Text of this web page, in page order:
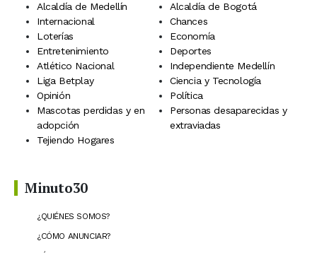
Alcaldía de Medellín
Alcaldía de Bogotá
Internacional
Chances
Loterías
Economía
Entretenimiento
Deportes
Atlético Nacional
Independiente Medellín
Liga Betplay
Ciencia y Tecnología
Opinión
Política
Mascotas perdidas y en
adopción
Personas desaparecidas y
extraviadas
Tejiendo Hogares
Minuto30
¿QUIÉNES SOMOS?
¿CÓMO ANUNCIAR?